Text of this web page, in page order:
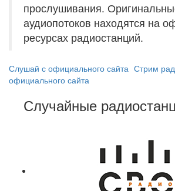
прослушивания.
аудиопотоков находятся на
ресурсах радиостанций.
Слушай с официального сайта Стрим
официального сайта
Случайные